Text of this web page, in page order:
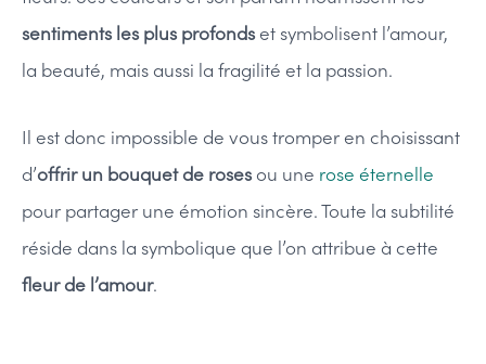
sentiments les plus profondset symbolisent l’amour,
la beauté, mais aussi la fragilité et la passion.
Il est donc impossible de vous tromper en choisissant
d’offrir un bouquet de rosesou une rose éternelle
pour partager une émotion sincère. Toute la subtilité
réside dans la symbolique que l’on attribue à cette
fleur de l’amour.